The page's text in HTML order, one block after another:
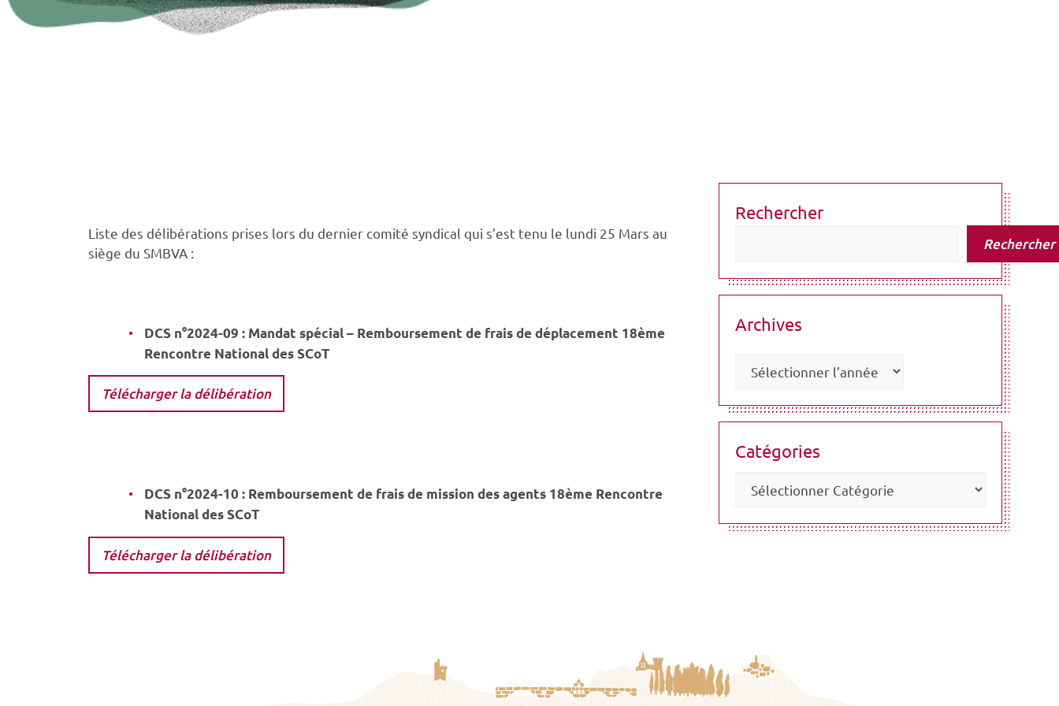
Liste des délibérations prises lors du dernier comité syndical qui s’est tenu le lundi 25 Mars au
siège du SMBVA :
DCS n°2024-09 : Mandat spécial – Remboursement de frais de déplacement 18ème
Rencontre National des SCoT
Télécharger la délibération
DCS n°2024-10 : Remboursement de frais de mission des agents 18ème Rencontre
National des SCoT
Télécharger la délibération
Rechercher
Rechercher
Archives
Catégories